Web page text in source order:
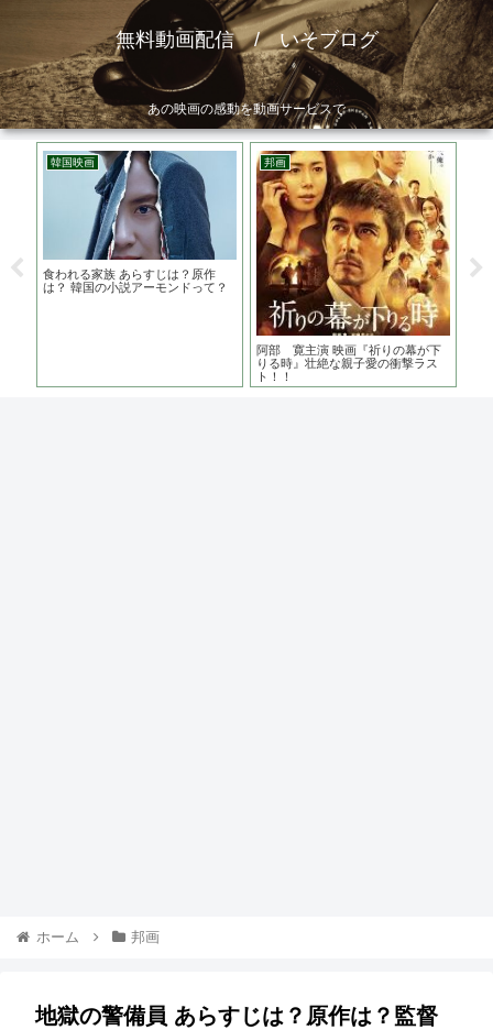
無料動画配信 / いそブログ
あの映画の感動を動画サービスで
舞
韓国映画
食われる家族 あらすじは？原作
は？ 韓国の小説アーモンドって？
邦画
阿部 寛主演 映画『祈りの幕が下
りる時』壮絶な親子愛の衝撃ラス
ト！！
彼
ホーム 邦画
地獄の警備員 あらすじは？原作は？監督